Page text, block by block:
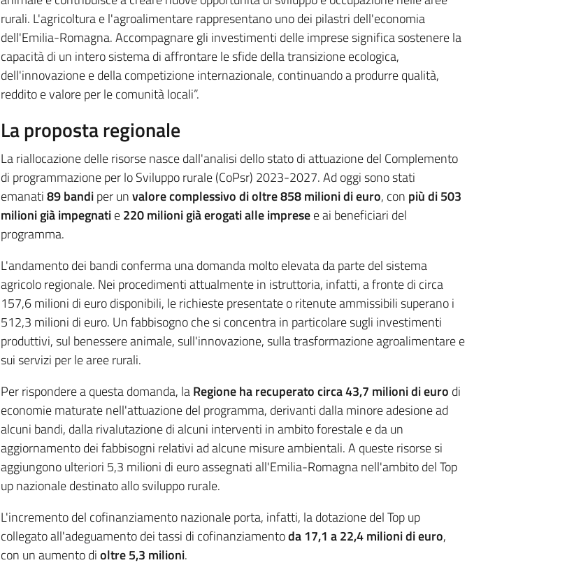
rurali. L'agricoltura e l'agroalimentare rappresentano uno dei pilastri dell'economia
dell'Emilia-Romagna. Accompagnare gli investimenti delle imprese significa sostenere la
capacità di un intero sistema di affrontare le sfide della transizione ecologica,
dell'innovazione e della competizione internazionale, continuando a produrre qualità,
reddito e valore per le comunità locali”.
La proposta regionale
La riallocazione delle risorse nasce dall'analisi dello stato di attuazione del Complemento
di programmazione per lo Sviluppo rurale (CoPsr) 2023-2027. Ad oggi sono stati
emanati89 bandiper unvalore complessivo di oltre 858 milioni di euro, con più di 503
milioni già impegnatie220 milioni già erogati alle impresee ai beneficiari del
programma.
L'andamento dei bandi conferma una domanda molto elevata da parte del sistema
agricolo regionale. Nei procedimenti attualmente in istruttoria, infatti, a fronte di circa
157,6 milioni di euro disponibili, le richieste presentate o ritenute ammissibili superano i
512,3 milioni di euro. Un fabbisogno che si concentra in particolare sugli investimenti
produttivi, sul benessere animale, sull'innovazione, sulla trasformazione agroalimentare e
sui servizi per le aree rurali.
Per rispondere a questa domanda, laRegioneha recuperato circa 43,7 milioni di euro di
economie maturate nell'attuazione del programma, derivanti dalla minore adesione ad
alcuni bandi, dalla rivalutazione di alcuni interventi in ambito forestale e da un
aggiornamento dei fabbisogni relativi ad alcune misure ambientali. A queste risorse si
aggiungono ulteriori 5,3 milioni di euro assegnati all'Emilia-Romagna nell'ambito del Top
up nazionale destinato allo sviluppo rurale.
L'incremento del cofinanziamento nazionale porta, infatti, la dotazione del Top up
collegato all'adeguamento dei tassi di cofinanziamentoda 17,1 a 22,4 milioni di euro,
con un aumento dioltre 5,3 milioni.